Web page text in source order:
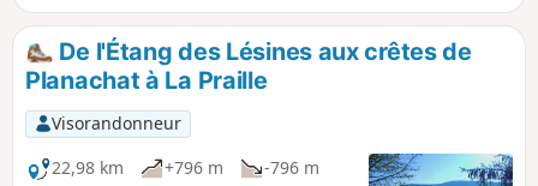
De l'Étang des Lésines aux crêtes de
Planachat à La Praille
Visorandonneur
22,98 km
+796 m
-796 m